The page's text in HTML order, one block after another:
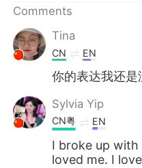
Comments
Tina
CN EN
你的表达我还是
Sylvia Yip
CN粤 EN
I broke up with
loved me. I